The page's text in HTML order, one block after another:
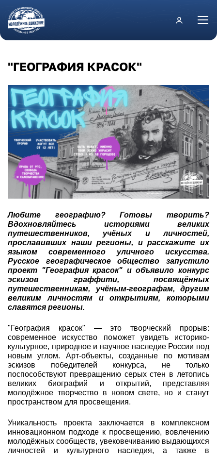
Перейти к основному содержанию
"ГЕОГРАФИЯ КРАСОК"
Любите географию? Готовы творить?
Вдохновляйтесь историями великих
путешественников, учёных и личностей,
прославивших наши регионы, и расскажите их
языком современного уличного искусства.
Русское географическое общество запустило
проект "География красок" и объявило конкурс
эскизов граффити, посвящённых
путешественникам, учёным-географам, другим
великим личностям и открытиям, которыми
славятся регионы.
"География красок" — это творческий прорыв:
современное искусство поможет увидеть историко-
культурное, природное и научное наследие России под
новым углом. Арт-объекты, созданные по мотивам
эскизов победителей конкурса, не только
поспособствуют превращению серых стен в летопись
великих биографий и открытий, представляя
молодёжное творчество в новом свете, но и станут
пространством для просвещения.
Уникальность проекта заключается в комплексном
инновационном подходе к просвещению, вовлечению
молодёжных сообществ, увековечиванию выдающихся
личностей и культурного наследия, а также в